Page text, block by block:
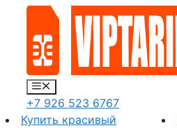
содержимому
Меню
+7 926 523 6767
Купить красивый